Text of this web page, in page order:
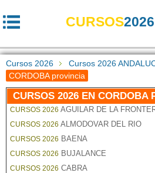
CURSOS2026
Cursos 2026
Cursos 2026
CORDOBA provincia
CURSOS 2026 EN CORDOBA
CURSOS 2026 AGUILAR DE LA
CURSOS 2026 ALMODOVAR DEL RIO
CURSOS 2026 BAENA
CURSOS 2026 BUJALANCE
CURSOS 2026 CABRA